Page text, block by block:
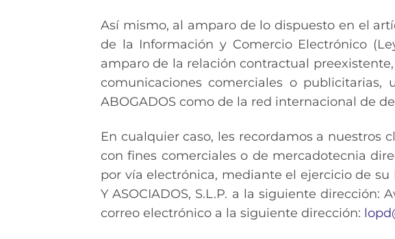
Así mismo, al amparo de lo dispuesto en el
de la Información y Comercio Electrónico
amparo de la relación contractual
comunicaciones comerciales o publicitarias,
ABOGADOS como de la red internacional de
En cualquier caso, les recordamos a nuestros
con fines comerciales o de mercadotecnia
por vía electrónica, mediante el ejercicio de
Y ASOCIADOS, S.L.P. a la siguiente
correo electrónico a la siguiente dirección: